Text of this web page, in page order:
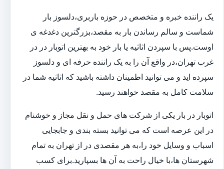
یک راننده خبره و متخصص در حوزه باربری،دلسوز بار
شماست و سالم رساندن بار به مقصد،بزرگترین دغدغه ی
اوست.پس با سپردن اثاثیه یا بار خود به بهترین اتوبار در در
غرب تهران،در واقع آن را به یک راننده حرفه ای و دلسوز
سپرده اید و می توانید اطمینان داشته باشید که اثاثیه شما در
سلامت کامل به مقصد خواهند رسید.
اتوبار در بار یکی از شرکت های حمل و نقل مجاز و خوشنام
در این عرصه است که می توانید بسته بندی و جابجایی
اسباب و وسایل خود را،به هر مقصدی در از تهران به تمام
شهرستان ها،با خیال راحت به آن ها بسپارید.برای کسب